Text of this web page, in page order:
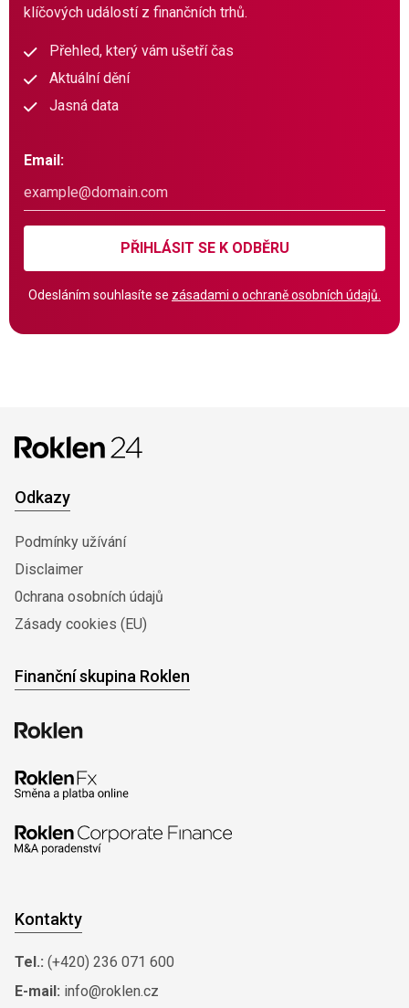
klíčových událostí z finančních trhů.
Přehled, který vám ušetří čas
Aktuální dění
Jasná data
Email:
PŘIHLÁSIT SE K ODBĚRU
Odesláním souhlasíte se zásadami o ochraně osobních údajů.
Odkazy
Podmínky užívání
Disclaimer
0chrana osobních údajů
Zásady cookies (EU)
Finanční skupina Roklen
Kontakty
Tel.: (+420) 236 071 600
E-mail: info@roklen.cz